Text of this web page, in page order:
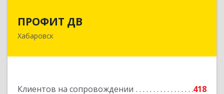
ПРОФИТ ДВ
Хабаровск
Клиентов на сопровождении
418
680000, Хабаровский край, Хабаровск г,